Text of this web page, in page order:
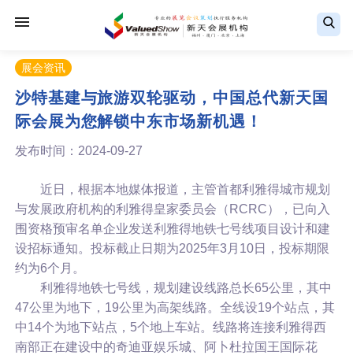
展会资讯
沙特基建与旅游双轮驱动，中国总代新天国
际会展为您解锁中东市场新机遇！
发布时间：2024-09-27
近日，根据本地媒体报道，主管首都利雅得城市规划
与发展政府机构的利雅得皇家委员会（RCRC），已向入
围资格预审名单企业发送利雅得地铁七号线项目设计和建
设招标通知。投标截止日期为2025年3月10日，投标期限
约为6个月。
利雅得地铁七号线，规划建设线路总长65公里，其中
47公里为地下，19公里为高架线路。全线设19个站点，其
中14个为地下站点，5个地上车站。线路将连接利雅得西
南部正在建设中的奇迪亚娱乐城、阿卜杜拉国王国际花